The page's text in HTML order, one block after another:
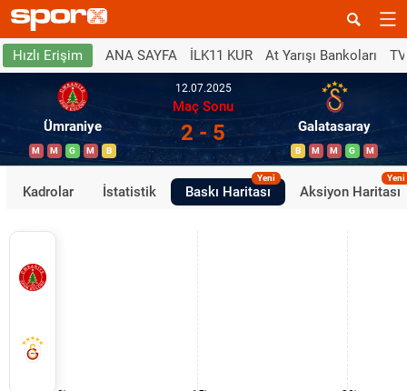
Hızlı Erişim ANA SAYFA İLK11 KUR At Yarışı Bankoları
Ümraniye
M M G M B
12.07.2025
Maç Sonu
2 - 5 Galatasaray
B M M G M
Kadrolar İstatistik Baskı Haritası
Yeni
Aksiyon Haritası
Yeni